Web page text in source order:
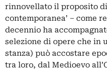
rinnovellato il proposito
contemporanea’ – come
decennio ha
selezione di opere che in
stanza) può accostare
tra loro, dal Medioevo